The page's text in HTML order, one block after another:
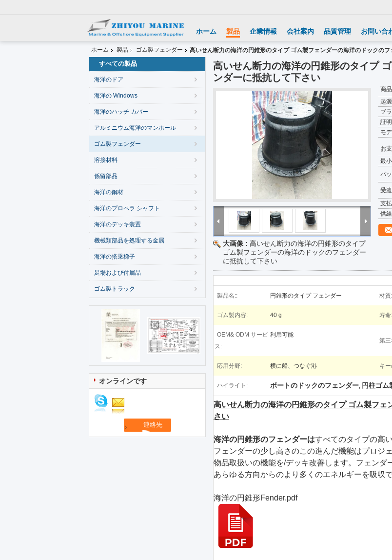
ホーム 製品 企業情報 会社案内 品質管理 お問い合
ホーム 製品 ゴム製フェンダー 高いせん断力の海洋の円錐形のタイプ ゴム製フェンダーの海洋のドックの
すべての製品
海洋のドア
海洋の Windows
海洋のハッチ カバー
アルミニウム海洋のマンホール
ゴム製フェンダー
溶接材料
係留部品
海洋の鋼材
海洋のプロペラ シャフト
海洋のデッキ装置
機械類部品を処理する金属
海洋の搭乗梯子
足場および付属品
ゴム製トラック
オンラインです
高いせん断力の海洋の円錐形のタイプ
ンダーに抵抗して下さい
大画像 : 高いせん断力の海洋の円錐形のタイプ
ゴム製フェンダーの海洋のドックのフェンダー
に抵抗して下さい
商
起
ブ
証
モ
お
最
パ
受
支
供
製品名:: 円錐形のタイプ フェンダー 材質:
ゴム製内容: 40 g 寿命:
OEM& ODM サービ
ス:
利用可能
第
応用分野: 横に船、つなぐ港 キ
ハイライト: ボートのドックのフェンダー, 円柱ゴム
高いせん断力の海洋の円錐形のタイプ ゴム製フ
さい
海洋の円錐形のフェンダーはすべてのタイプの高
フェンダーの少し高さのこの進んだ機能はプロジ
物品取扱いの機能を/デッキ改善します。フェンダ
あらゆる方向からのより多くのエネルギーを吸収で
海洋の円錐形Fender.pdf